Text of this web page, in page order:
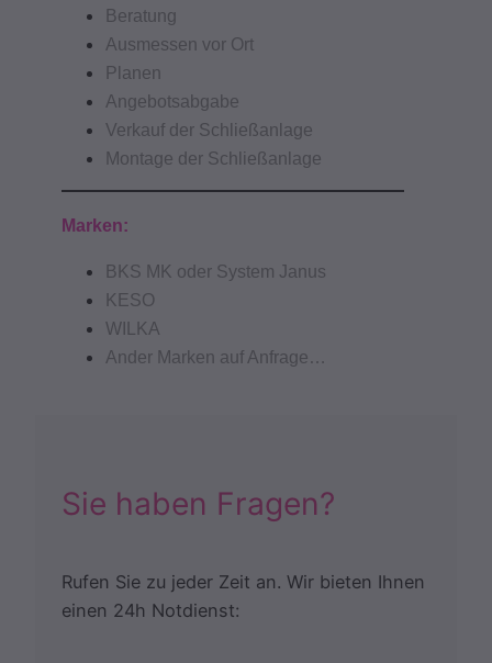
Beratung
Ausmessen vor Ort
Planen
Angebotsabgabe
Verkauf der Schließanlage
Montage der Schließanlage
Marken:
BKS MK oder System Janus
KESO
WILKA
Ander Marken auf Anfrage…
Sie haben Fragen?
Rufen Sie zu jeder Zeit an. Wir bieten Ihnen
einen 24h Notdienst: